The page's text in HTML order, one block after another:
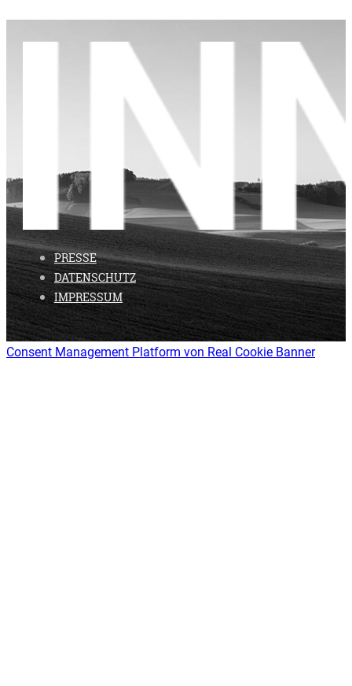
PRESSE
DATENSCHUTZ
IMPRESSUM
Consent Management Platform von Real Cookie Banner